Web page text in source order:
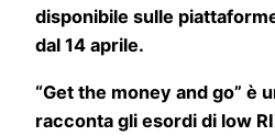
disponibile sulle
dal 14 aprile.
“Get the money and go” è
racconta gli esordi di low